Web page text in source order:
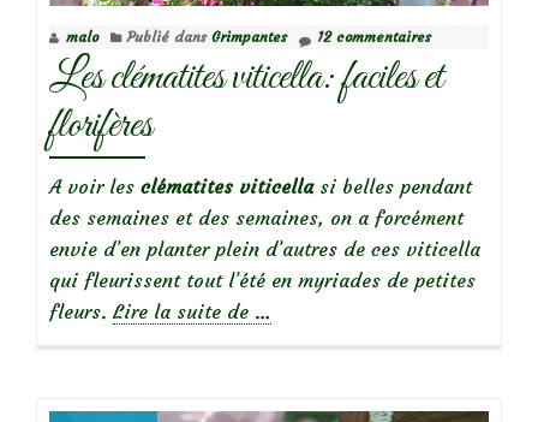
malo Publié dans Grimpantes 12 commentaires
Les clématites viticella: faciles et
florifères
A voir les clématites viticellasi belles pendant
des semaines et des semaines, on a forcément
envie d’en planter plein d’autres de ces viticella
qui fleurissent tout l’été en myriades de petites
fleurs. Lire la suite de à
…